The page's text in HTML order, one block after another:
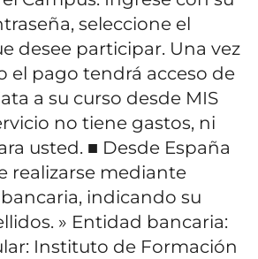
seleccione el
desee participar. Una vez
el pago tendrá acceso de
a su curso desde MIS
no tiene gastos, ni
usted. ■ Desde España
realizarse mediante
indicando su
» Entidad bancaria:
Instituto de Formación